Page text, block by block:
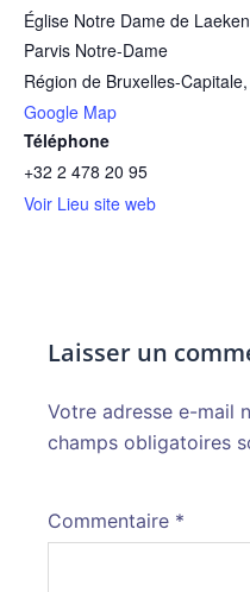
Église Notre Dame de Laeken
Parvis Notre-Dame
Région de Bruxelles-
Google Map
Téléphone
+32 2 478 20 95
Voir Lieu site web
Laisser un
Votre adresse e-mail
champs obligatoires
Commentaire *
Alternative: